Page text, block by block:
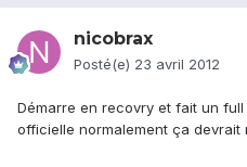
nicobrax
Posté(e) 23 avril 2012
Démarre en recovry et fait un
officielle normalement ça devrait